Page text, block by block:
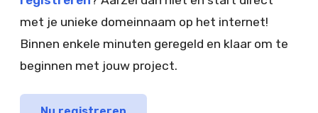
met je unieke domeinnaam op het internet!
Binnen enkele minuten geregeld en klaar om te
beginnen met jouw project.